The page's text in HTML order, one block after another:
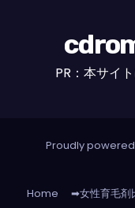
PR：本サイ
Proudly
Home ➡女性育毛剤